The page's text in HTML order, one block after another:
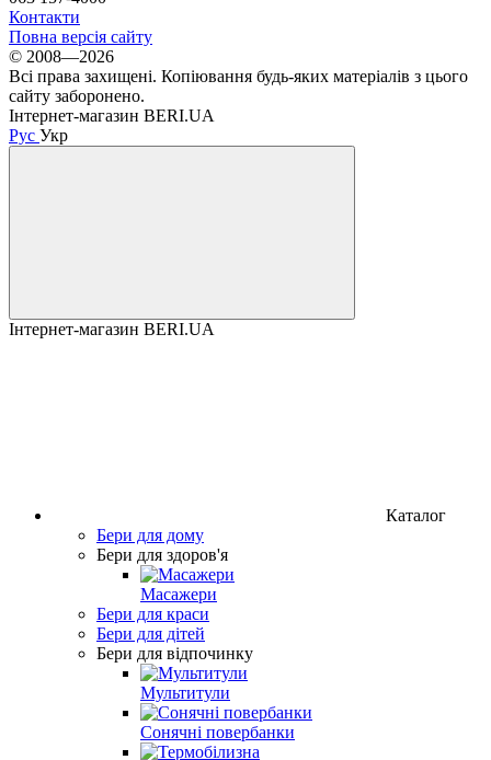
Контакти
Повна версія сайту
© 2008—2026
Всі права захищені. Копіювання будь-яких матеріалів з цього
сайту заборонено.
Інтернет-магазин BERI.UA
Рус Укр
Інтернет-магазин BERI.UA
Каталог
Бери для дому
Бери для здоров'я
Масажери
Бери для краси
Бери для дітей
Бери для відпочинку
Мультитули
Сонячні повербанки